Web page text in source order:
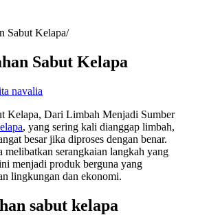
Sabut Kelapa
Sabut Kelapa
navalia
Kelapa, Dari Limbah Menjadi Sumber
, yang sering kali dianggap limbah,
besar jika diproses dengan benar.
melibatkan serangkaian langkah yang
menjadi produk berguna yang
lingkungan dan ekonomi.
sabut kelapa